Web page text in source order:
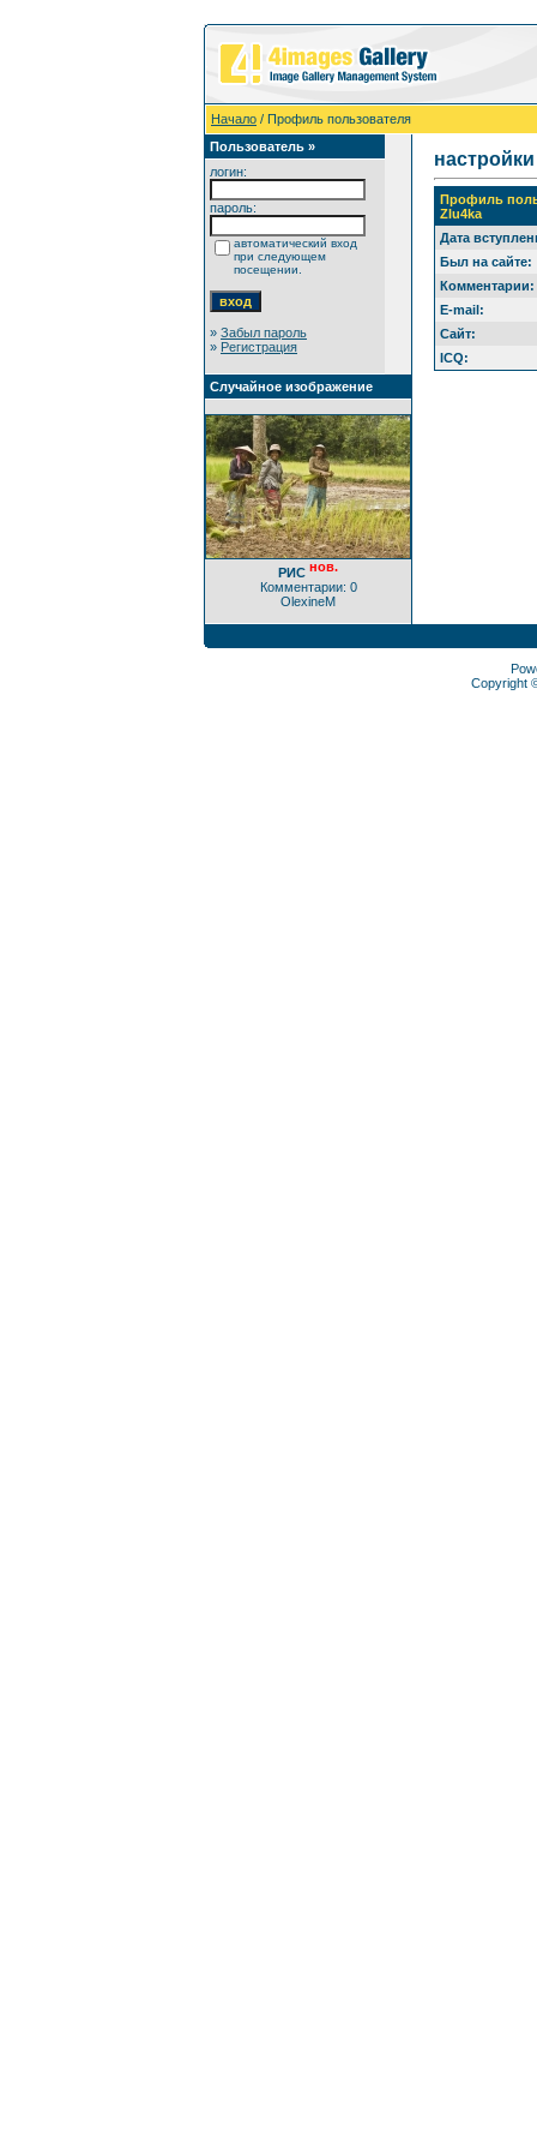
Начало / Профиль пользователя
Пользователь »
логин:
пароль:
автоматический вход
при следующем
посещении.
» Забыл пароль
» Регистрация
Случайное изображение
РИС нов.
Комментарии: 0
OlexineM
настройки
Профиль
Zlu4ka
Дата
Был на сайте:
Комментарии:
E-mail:
Сайт:
ICQ:
Copyright